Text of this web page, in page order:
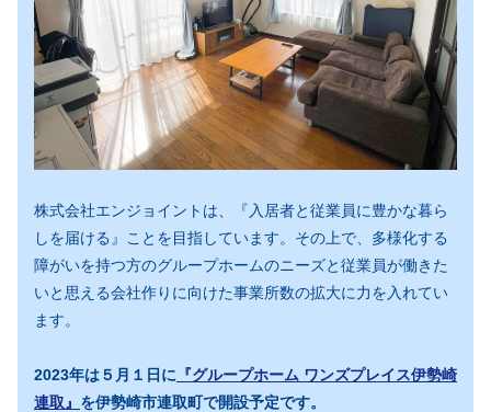
株式会社エンジョイントは、『入居者と従業員に豊かな暮ら
しを届ける』ことを目指しています。その上で、多様化する
障がいを持つ方のグループホームのニーズと従業員が働きた
いと思える会社作りに向けた事業所数の拡大に力を入れてい
ます。
2023年は５月１日に 『グループホーム ワンズプレイス伊勢崎
連取』 を伊勢崎市連取町で開設予定です。